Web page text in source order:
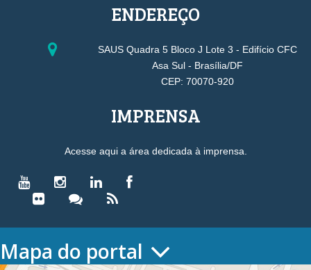
ENDEREÇO
SAUS Quadra 5 Bloco J Lote 3 - Edifício CFC
Asa Sul - Brasília/DF
CEP: 70070-920
IMPRENSA
Acesse aqui a área dedicada à imprensa.
Mapa do portal